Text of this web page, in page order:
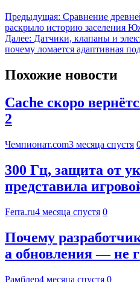
Предыдущая: Сравнение
раскрыло историю заселения
Далее: Датчики, клапаны и
почему ломается адаптивная
Похожие новости
Cache скоро
2
Чемпионат.com3 месяца спустя
300 Гц, защита от
представила
Ferra.ru4 месяца спустя 0
Почему
а обновления — не
Рамблер4 месяца спустя 0